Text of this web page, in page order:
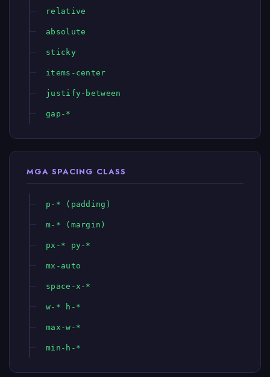
relative
absolute
sticky
items-center
justify-between
gap-*
MGA SPACING CLASS
p-* (padding)
m-* (margin)
px-* py-*
mx-auto
space-x-*
w-* h-*
max-w-*
min-h-*